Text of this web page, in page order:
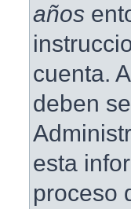
años
cuenta.
deben
esta
proceso